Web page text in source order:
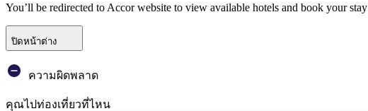
You’ll be redirected to Accor website to view available hotels and book your stay
ปิดหน้าต่าง
ความผิดพลาด
คุณไปท่องเที่ยวที่ไหน